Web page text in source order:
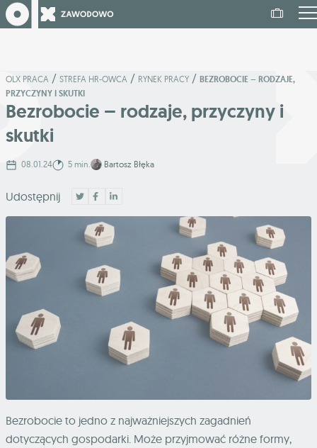
OLX PRACA / STREFA HR-OWCA / RYNEK PRACY / BEZROBOCIE – RODZAJE,
PRZYCZYNY I SKUTKI
Bezrobocie – rodzaje, przyczyny i
skutki
08.01.24 5 min. Bartosz Błęka
Udostępnij
Bezrobocie to jedno z najważniejszych zagadnień
dotyczących gospodarki. Może przyjmować różne formy,